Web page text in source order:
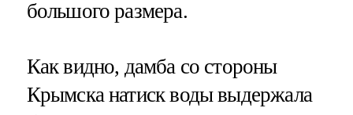
большого размера.
Как видно, дамба со стороны
Крымска натиск воды выдержала